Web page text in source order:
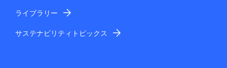
ライブラリー
サステナビリティトピックス